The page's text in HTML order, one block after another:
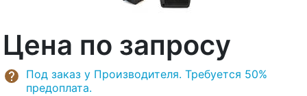
Цена по запросу
Под заказ у Производителя. Требуется 50%
предоплата.